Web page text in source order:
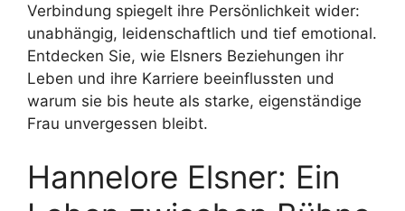
Verbindung spiegelt ihre Persönlichkeit wider:
unabhängig, leidenschaftlich und tief emotional.
Entdecken Sie, wie Elsners Beziehungen ihr
Leben und ihre Karriere beeinflussten und
warum sie bis heute als starke, eigenständige
Frau unvergessen bleibt.
Hannelore Elsner: Ein